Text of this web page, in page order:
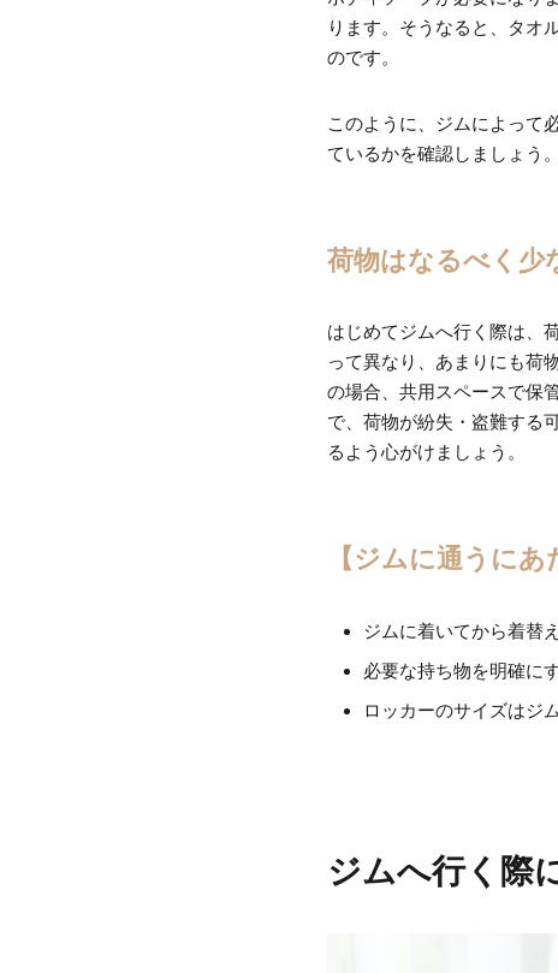
ります。そうなると、タオ
のです。
このように、ジムによって
ているかを確認しましょう。
荷物はなるべく少
はじめてジムへ行く際は、
って異なり、あまりにも荷
の場合、共用スペースで保
で、荷物が紛失・盗難する
るよう心がけましょう。
【ジムに通うに
ジムに着いてから着替
必要な持ち物を明確に
ロッカーのサイズはジ
ジムへ行く際